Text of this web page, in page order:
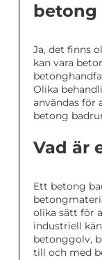
betong
Ja, det finns
kan vara
Olika
användas för
betong
Vad är
Ett betong
olika sätt för
industriell
betonggolv,
till och med